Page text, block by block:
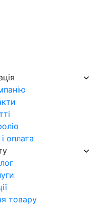
оплата
товару